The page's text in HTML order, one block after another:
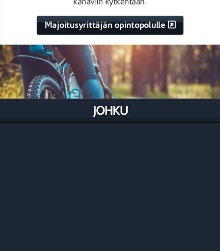
Majoitusyrittäjän opintopolulle
kanaviin kytkentään.